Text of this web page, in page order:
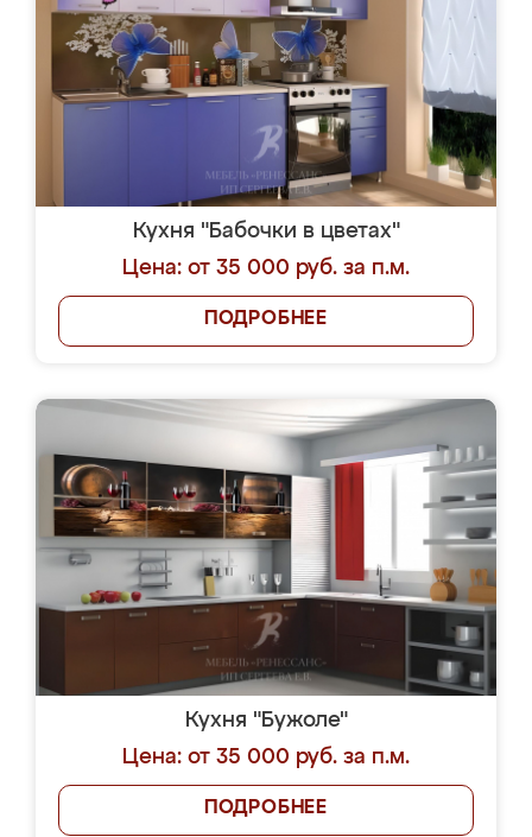
Кухня "Бабочки в цветах"
Цена: от 35 000 руб. за п.м.
ПОДРОБНЕЕ
Кухня "Бужоле"
Цена: от 35 000 руб. за п.м.
ПОДРОБНЕЕ